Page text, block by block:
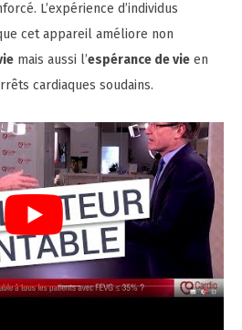
L’expérience d’individus
cet appareil améliore non
mais aussi l’espérance de vie en
cardiaques soudains.